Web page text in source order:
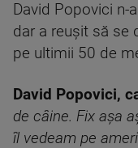
David Popovici n-
dar a reușit să se
pe ultimii 50 de
David Popovici,
de câine. Fix așa
îl vedeam pe